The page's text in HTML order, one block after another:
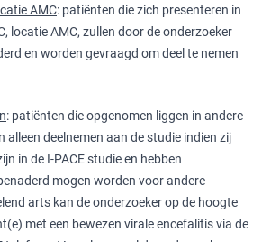
AMC: patiënten die zich presenteren in
locatie AMC, zullen door de onderzoeker
en worden gevraagd om deel te nemen
: patiënten die opgenomen liggen in andere
alleen deelnemen aan de studie indien zij
in de I-PACE studie en hebben
mogen worden voor andere
arts kan de onderzoeker op de hoogte
met een bewezen virale encefalitis via de